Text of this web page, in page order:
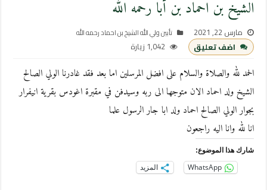
الشيخ بن احماد بن أبا رحمه الله
مارس 22, 2021 تأبين ولي الله الشيخ بن احماد رحمه الله
اضف تعليق 1,042 زيارة
الحمد لله والصلاة والسلام على افضل المرسلين اما بعد فقد غادرنا الولي الصالح
الشيخ ولد احماد الان متوجها الى ربه وسيدفن في مقبرة اغودس بقرية انيفرار
بجوار الولي الصالح احماد ولد ابا جار الرسول علما
انا لله وانا اليه راجعون
شارك هذا الموضوع:
WhatsApp المزيد